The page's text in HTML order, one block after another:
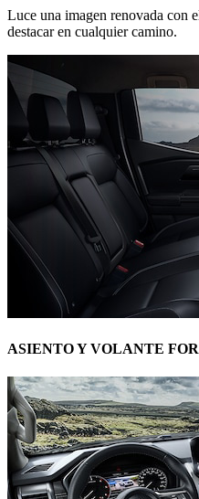
Luce una imagen renovada con
destacar en cualquier camino.
ASIENTO Y VOLANTE